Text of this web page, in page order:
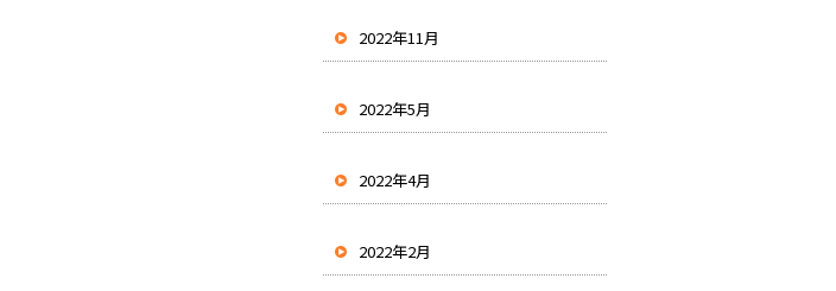
2022年11月
2022年5月
2022年4月
2022年2月